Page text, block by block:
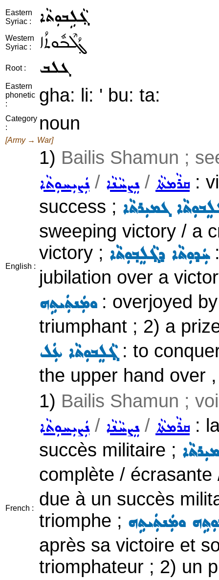
Eastern
Syriac :
ܓ݂ܵܠܹܒܘܼܬܵܐ
Western
Syriac :
ܓ݂ܳܠܶܒܽܘܬܳܐ
Root : ܓܠܒ
Eastern
phonetic
:
gha: li: ' bu: ta:
Category
:
noun
[Army → War]
English :
1) Bailis Shamun ;
ܢܲܨܝܼܚܘܼܬܵܐ/ ܢܸܨܚܵܢܵܐ/ ܩܪܵܡܬܵܐ :
success ; ܓܡܝܼܪܬܵܐ
sweeping victory / a
victory ; ܚܲܕܘܼܬܵܐ ܕܓ݂ܵܠܸܒ݂ܘܼܬܵܐ:
jubilation over a
ܘܡܲܢܬܲܝܬܹܗ: overjoyed
triumphant ; 2) a
ܓ݂ܵܠܸܒܘܼܬܵܐ ܥܲܠ: to
the upper hand over
French :
1) Bailis Shamun ;
ܢܲܨܝܼܚܘܼܬܵܐ/ ܢܸܨܚܵܢܵܐ/ ܩܪܵܡܬܵܐ :
succès militaire ;
complète /
due à un succès
triomphe ; ܘܡܲܢܬܲܝܬܹܗ
après sa victoire et
triomphateur ; 2) un